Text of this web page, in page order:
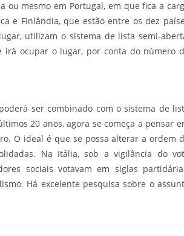
ou mesmo em Portugal, em que fica a
e Finlândia, que estão entre os dez
utilizam o sistema de lista semi-
irá ocupar o lugar, por conta do número
ser combinado com o sistema de
20 anos, agora se começa a pensar
O ideal é que se possa alterar a ordem
Na Itália, sob a vigilância do
sociais votavam em siglas
Há excelente pesquisa sobre o